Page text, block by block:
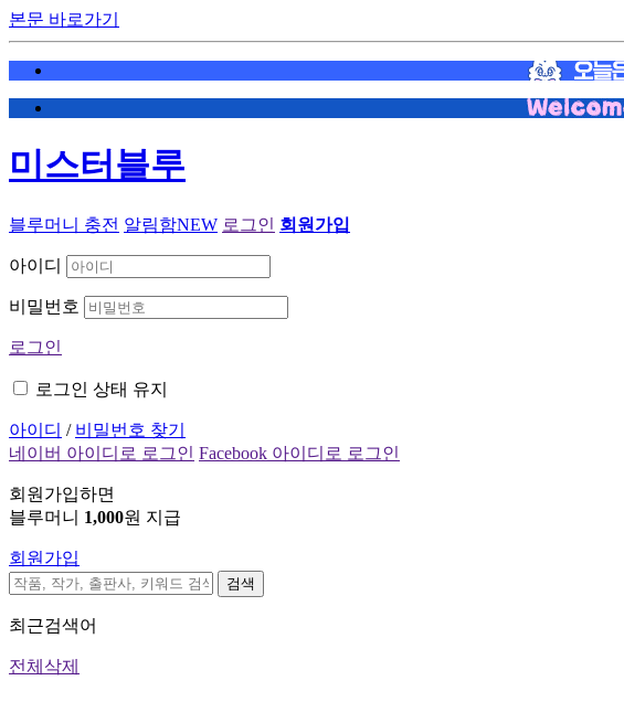
본문 바로가기
미스터블루
블루머니 충전 알림함NEW 로그인 회원가입
아이디
비밀번호
로그인
로그인 상태 유지
아이디 / 비밀번호 찾기
네이버 아이디로 로그인 Facebook 아이디로 로그인
회원가입하면
블루머니 1,000원 지급
회원가입
검색
최근검색어
전체삭제